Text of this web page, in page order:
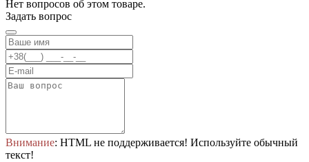
Нет вопросов об этом товаре.
Задать вопрос
Внимание: HTML не поддерживается! Используйте обычный
текст!